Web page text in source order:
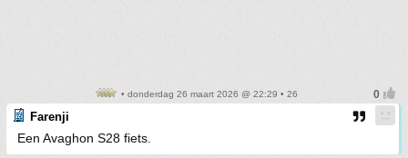
• donderdag 26 maart 2026 @ 22:29 • 26
Farenji
Een Avaghon S28 fiets.